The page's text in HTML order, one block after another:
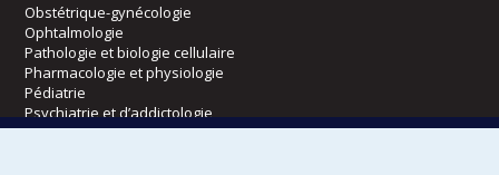
Obstétrique-gynécologie
Ophtalmologie
Pathologie et biologie cellulaire
Pharmacologie et physiologie
Pédiatrie
Psychiatrie et d’addictologie
Radiologie, radio-oncologie et médecine nucléaire